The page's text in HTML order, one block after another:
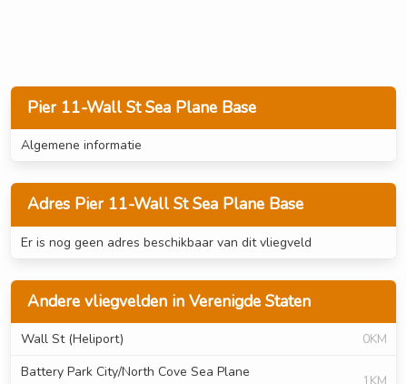
Pier 11-Wall St Sea Plane Base
Algemene informatie
Adres Pier 11-Wall St Sea Plane Base
Er is nog geen adres beschikbaar van dit vliegveld
Andere vliegvelden in Verenigde Staten
Wall St (Heliport)
0KM
Battery Park City/North Cove Sea Plane